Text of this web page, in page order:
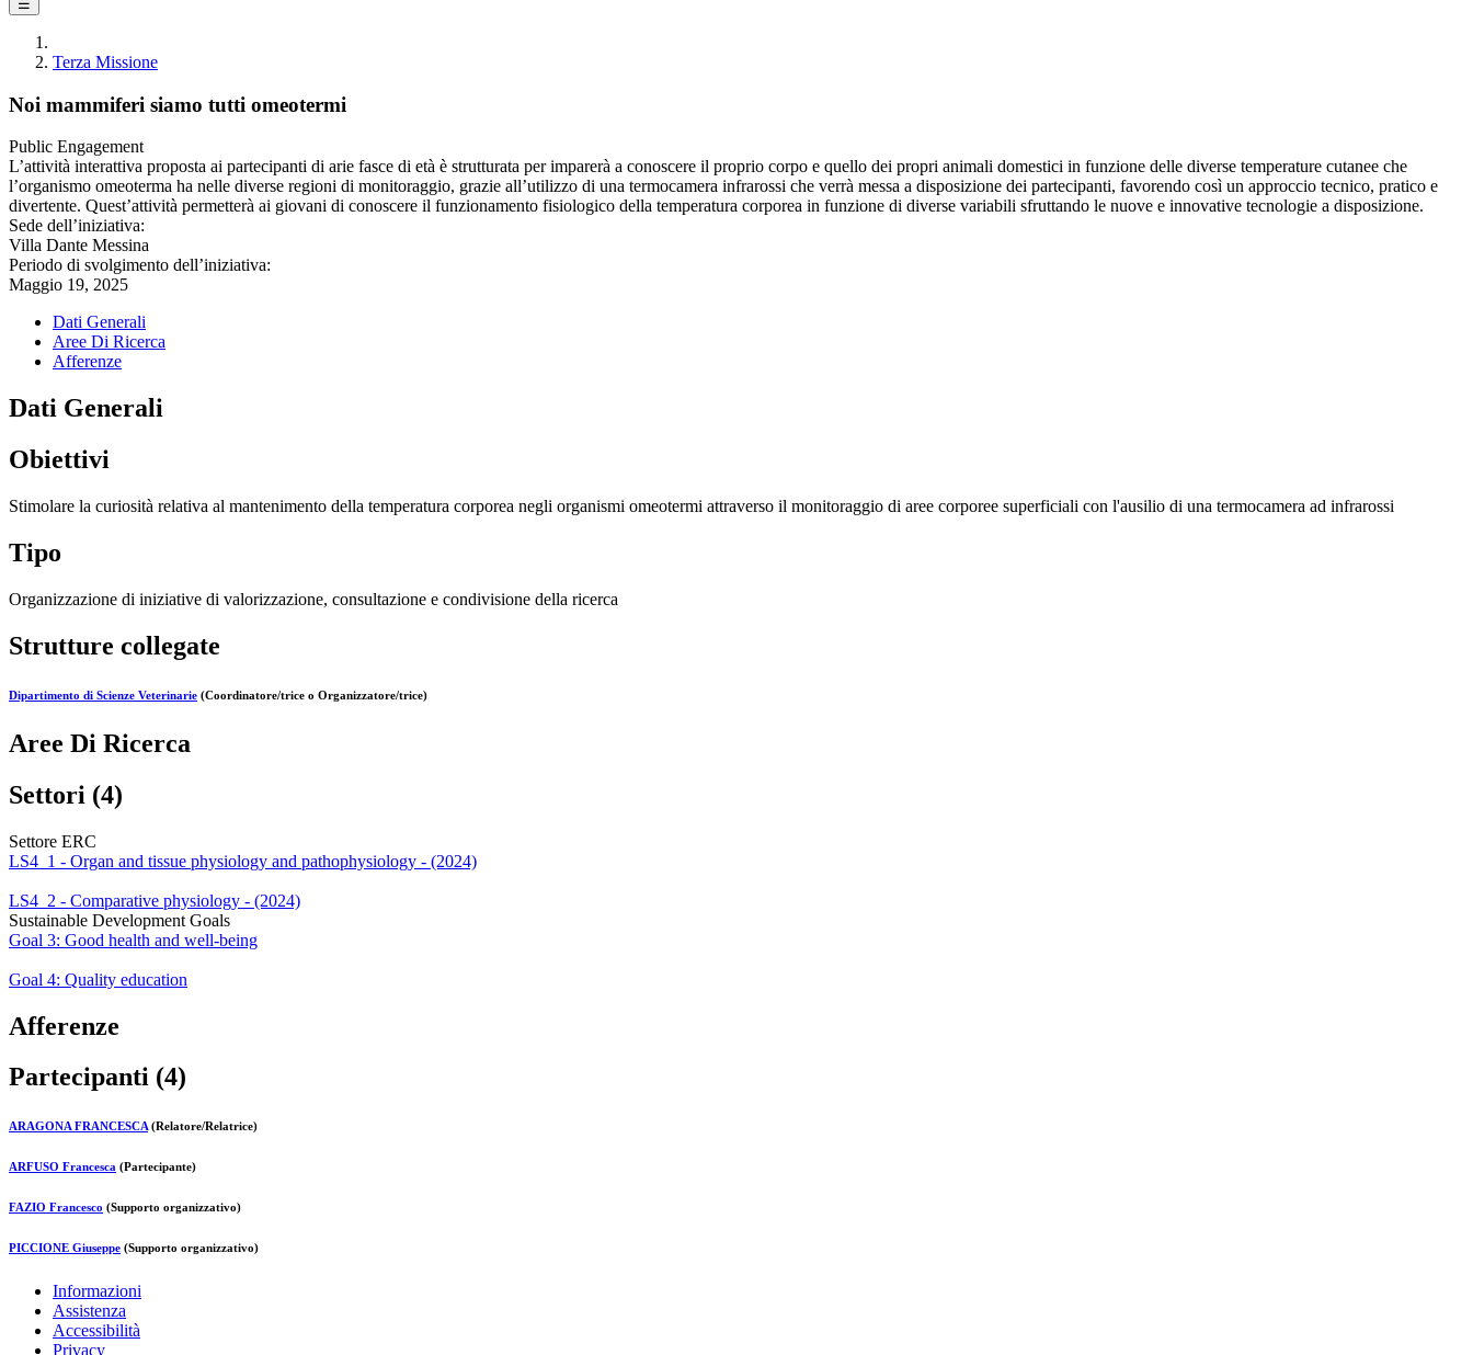
☰
Terza Missione
Noi mammiferi siamo tutti omeotermi
Public Engagement
L’attività interattiva proposta ai partecipanti di arie fasce di età è strutturata per imparerà a conoscere il proprio corpo e quello dei propri animali domestici in funzione delle diverse temperature cutanee che
l’organismo omeoterma ha nelle diverse regioni di monitoraggio, grazie all’utilizzo di una termocamera infrarossi che verrà messa a disposizione dei partecipanti, favorendo così un approccio tecnico, pratico e
divertente. Quest’attività permetterà ai giovani di conoscere il funzionamento fisiologico della temperatura corporea in funzione di diverse variabili sfruttando le nuove e innovative tecnologie a disposizione.
Sede dell’iniziativa:
Villa Dante Messina
Periodo di svolgimento dell’iniziativa:
Maggio 19, 2025
Dati Generali
Aree Di Ricerca
Afferenze
Dati Generali
Obiettivi
Stimolare la curiosità relativa al mantenimento della temperatura corporea negli organismi omeotermi attraverso il monitoraggio di aree corporee superficiali con l'ausilio di una termocamera ad infrarossi
Tipo
Organizzazione di iniziative di valorizzazione, consultazione e condivisione della ricerca
Strutture collegate
Dipartimento di Scienze Veterinarie (Coordinatore/trice o Organizzatore/trice)
Aree Di Ricerca
Settori (4)
Settore ERC
LS4_1 - Organ and tissue physiology and pathophysiology - (2024)
LS4_2 - Comparative physiology - (2024)
Sustainable Development Goals
Goal 3: Good health and well-being
Goal 4: Quality education
Afferenze
Partecipanti (4)
ARAGONA FRANCESCA(Relatore/Relatrice)
ARFUSO Francesca (Partecipante)
FAZIO Francesco (Supporto organizzativo)
PICCIONE Giuseppe (Supporto organizzativo)
Informazioni
Assistenza
Accessibilità
Privacy